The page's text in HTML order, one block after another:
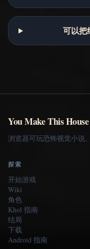
可以把
You Make This
浏览器可玩恐怖视觉小说
探索
开始游戏
Wiki
角色
Khol 指南
结局
下载
Android 指南